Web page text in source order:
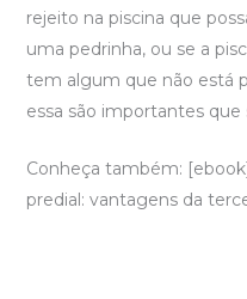
rejeito na piscina que
uma pedrinha, ou se a
tem algum que não está
essa são importantes
Conheça também:
predial: vantagens da